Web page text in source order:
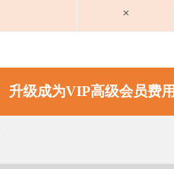
×
升级成为VIP高级会员费用